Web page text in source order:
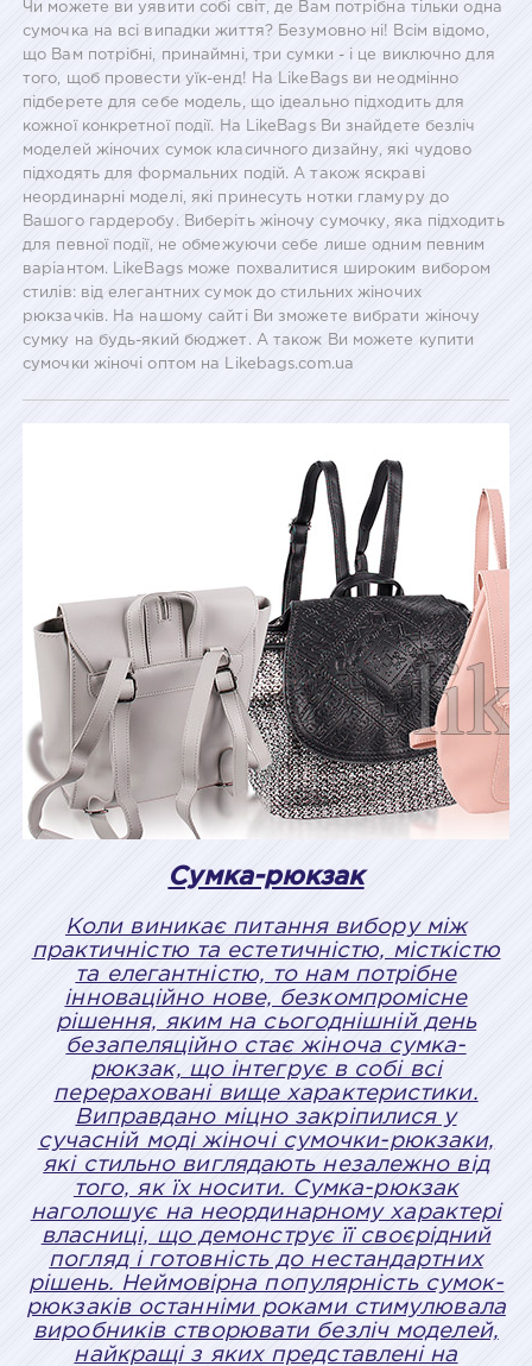
Чи можете ви уявити собі світ, де Вам потрібна тільки одна
сумочка на всі випадки життя? Безумовно ні! Всім відомо,
що Вам потрібні, принаймні, три сумки - і це виключно для
того, щоб провести уїк-енд! На LikeBags ви неодмінно
підберете для себе модель, що ідеально підходить для
кожної конкретної події. На LikeBags Ви знайдете безліч
моделей жіночих сумок класичного дизайну, які чудово
підходять для формальних подій. А також яскраві
неординарні моделі, які принесуть нотки гламуру до
Вашого гардеробу. Виберіть жіночу сумочку, яка підходить
для певної події, не обмежуючи себе лише одним певним
варіантом. LikeBags може похвалитися широким вибором
стилів: від елегантних сумок до стильних жіночих
рюкзачків. На нашому сайті Ви зможете вибрати жіночу
сумку на будь-який бюджет. А також Ви можете купити
сумочки жіночі оптом на Likebags.com.ua
Сумка-рюкзак
Коли виникає питання вибору між
практичністю та естетичністю, місткістю
та елегантністю, то нам потрібне
інноваційно нове, безкомпромісне
рішення, яким на сьогоднішній день
безапеляційно стає жіноча сумка-
рюкзак, що інтегрує в собі всі
перераховані вище характеристики.
Виправдано міцно закріпилися у
сучасній моді жіночі сумочки-рюкзаки,
які стильно виглядають незалежно від
того, як їх носити. Сумка-рюкзак
наголошує на неординарному характері
власниці, що демонструє її своєрідний
погляд і готовність до нестандартних
рішень. Неймовірна популярність сумок-
рюкзаків останніми роками стимулювала
виробників створювати безліч моделей,
найкращі з яких представлені на